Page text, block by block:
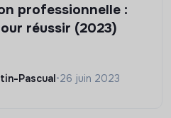
professionnelle :
réussir (2023)
Pascual•26 juin 2023